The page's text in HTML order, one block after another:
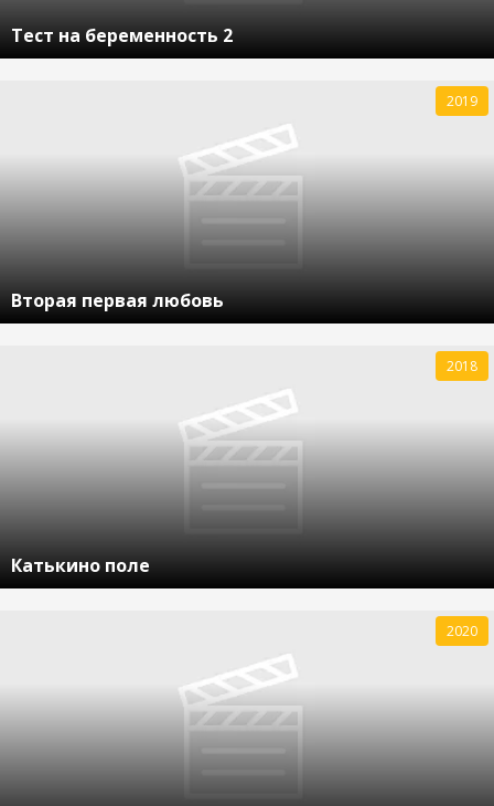
Тест на беременность 2
Вторая первая любовь
2019
Катькино поле
2018
2020